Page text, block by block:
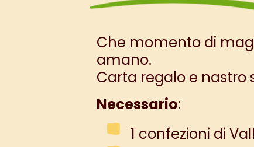
Che momento di
amano.
Carta regalo e nastro
Necessario:
1 confezioni di